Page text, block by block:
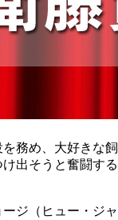
務め、大好きな飼
出そうと奮闘する
ジ（ヒュー・ジャ